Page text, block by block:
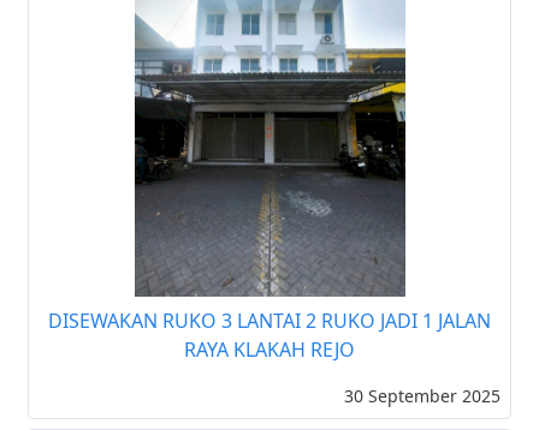
DISEWAKAN RUKO 3 LANTAI 2 RUKO JADI 1 JALAN
RAYA KLAKAH REJO
30 September 2025